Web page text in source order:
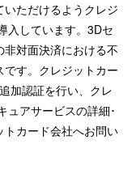
ただけるようクレジ
入しています。3Dセ
対面決済における不
す。クレジットカー
加認証を行い、クレ
ュアサービスの詳細･
カード会社へお問い